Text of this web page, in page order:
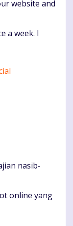
website and
a week. I
nasib-
online yang